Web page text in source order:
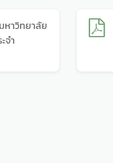
หาวิทยาลัย
จำ